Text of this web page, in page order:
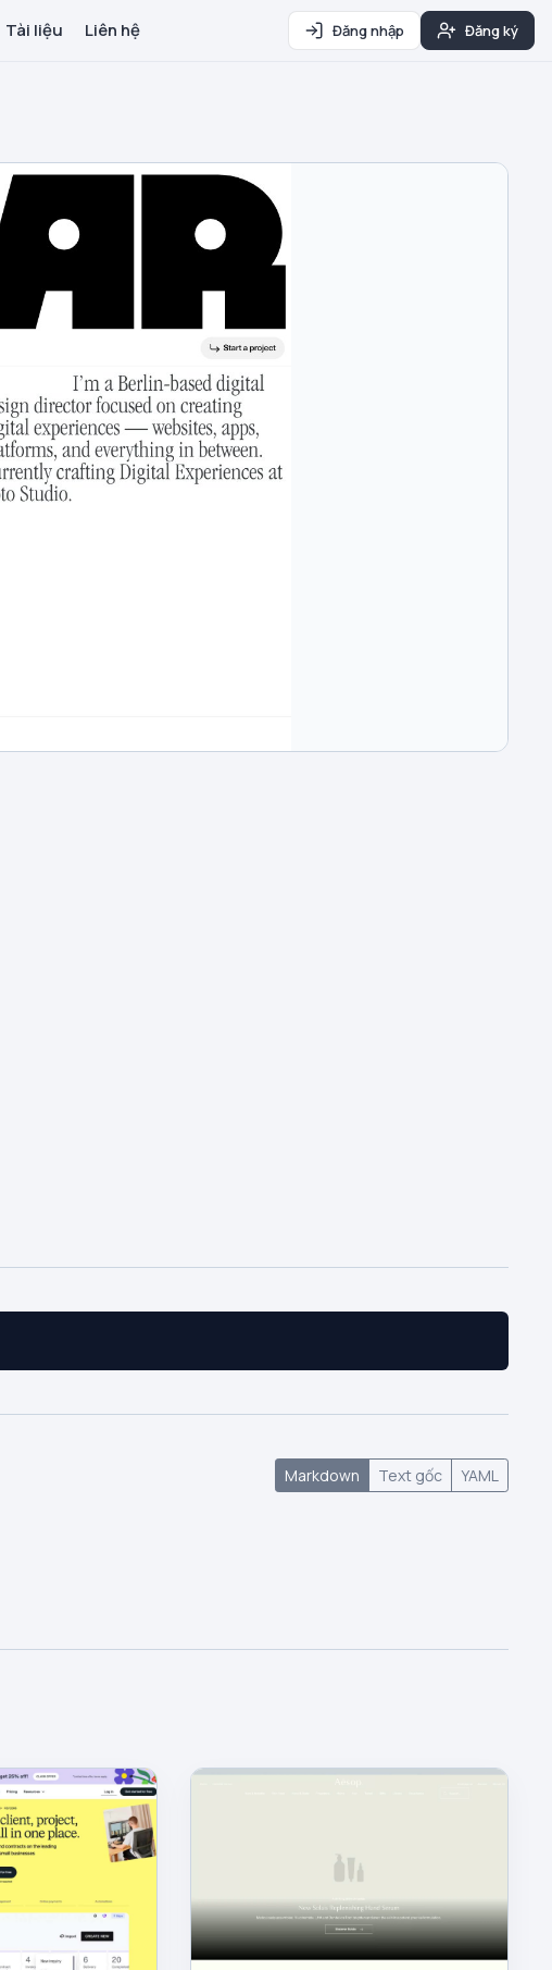
Tài liệu Liên hệ Đăng nhập Đăng ký
Markdown Text gốc YAML